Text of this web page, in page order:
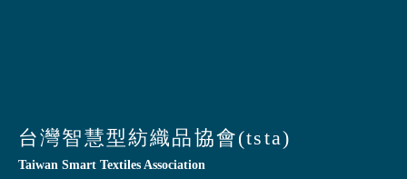
台灣智慧型紡織品協會(tsta)
Taiwan Smart Textiles Association